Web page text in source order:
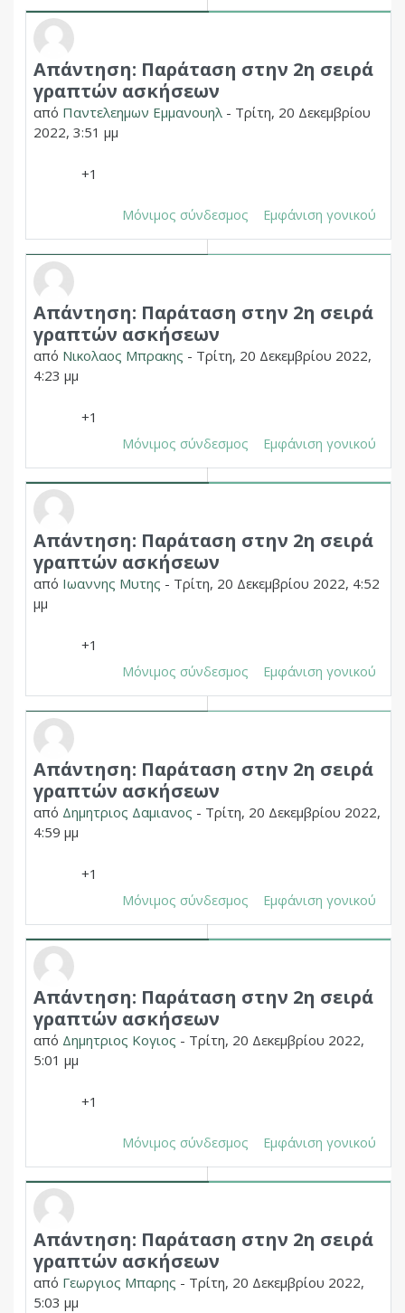
Σε απάντηση σε Δημητριος Χουπας
Απάντηση: Παράταση στην 2η σειρά
γραπτών ασκήσεων
από Παντελεημων Εμμανουηλ- Τρίτη, 20 Δεκεμβρίου
2022, 3:51 μμ
+1
Μόνιμος σύνδεσμος Εμφάνιση γονικού
Σε απάντηση σε Δημητριος Χουπας
Απάντηση: Παράταση στην 2η σειρά
γραπτών ασκήσεων
από Νικολαος Μπρακης - Τρίτη, 20 Δεκεμβρίου 2022,
4:23 μμ
+1
Μόνιμος σύνδεσμος Εμφάνιση γονικού
Σε απάντηση σε Δημητριος Χουπας
Απάντηση: Παράταση στην 2η σειρά
γραπτών ασκήσεων
από Ιωαννης Μυτης - Τρίτη, 20 Δεκεμβρίου 2022, 4:52
μμ
+1
Μόνιμος σύνδεσμος Εμφάνιση γονικού
Σε απάντηση σε Δημητριος Χουπας
Απάντηση: Παράταση στην 2η σειρά
γραπτών ασκήσεων
από Δημητριος Δαμιανος - Τρίτη, 20 Δεκεμβρίου 2022,
4:59 μμ
+1
Μόνιμος σύνδεσμος Εμφάνιση γονικού
Σε απάντηση σε Δημητριος Χουπας
Απάντηση: Παράταση στην 2η σειρά
γραπτών ασκήσεων
από Δημητριος Κογιος - Τρίτη, 20 Δεκεμβρίου 2022,
5:01 μμ
+1
Μόνιμος σύνδεσμος Εμφάνιση γονικού
Σε απάντηση σε Δημητριος Χουπας
Απάντηση: Παράταση στην 2η σειρά
γραπτών ασκήσεων
από Γεωργιος Μπαρης - Τρίτη, 20 Δεκεμβρίου 2022,
5:03 μμ